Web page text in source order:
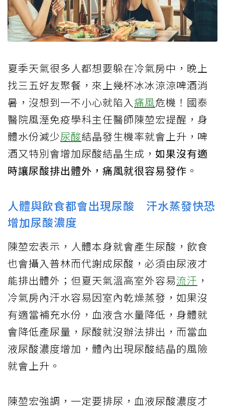
夏季天氣很多人都想要躲在冷氣房中，晚上
找三五好友聚餐，來上幾杯冰冰涼涼啤酒消
暑，沒想到一不小心就陷入痛風危機！國泰
醫院風溼免疫學科主任醫師陳堃宏提醒，身
體水份減少尿酸結晶發生機率就會上升，啤
酒又特別會增加尿酸結晶生成， 如果沒有適
時讓尿酸排出體外，痛風就很容易發作 。
人體與飲食都會出現尿酸 汗水蒸發快恐
增加尿酸濃度
陳堃宏表示，人體本身就會產生尿酸，飲食
也會攝入普林而代謝成尿酸，必須由尿液才
能排出體外；但夏天氣溫高室外容易流汗 ，
冷氣房內汗水容易因室內乾燥蒸發，如果沒
有適當補充水份，血液含水量降低，身體就
會降低產尿量，尿酸就沒辦法排出，而當血
液尿酸濃度增加，體內出現尿酸結晶的風險
就會上升。
陳堃宏強調，一定要排尿，血液尿酸濃度才